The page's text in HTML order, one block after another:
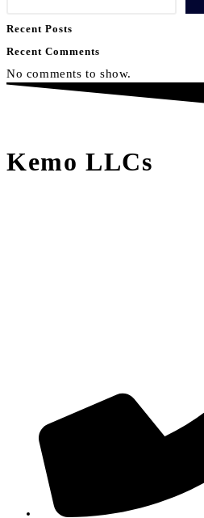
Recent Posts
Recent Comments
No comments to show.
Kemo LLCs